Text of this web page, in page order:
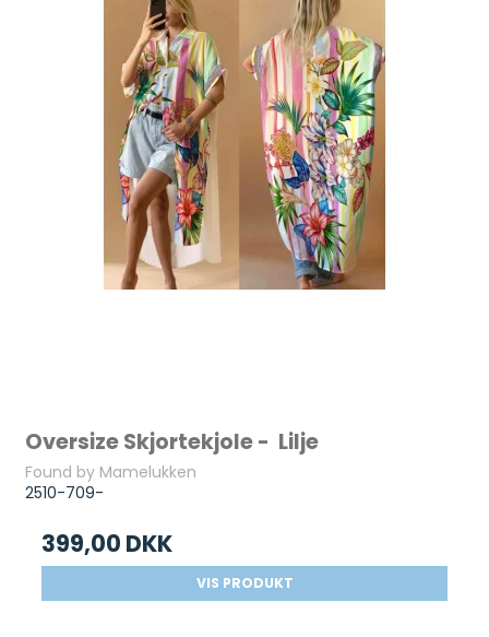
Oversize Skjortekjole - Lilje
Found by Mamelukken
2510-709-
399,00 DKK
VIS PRODUKT